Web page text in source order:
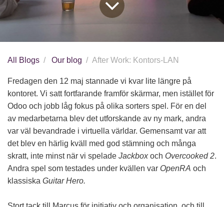
All Blogs Our blog After Work: Kontors-LAN
Fredagen den 12 maj stannade vi kvar lite längre på
kontoret. Vi satt fortfarande framför skärmar, men istället för
Odoo och jobb låg fokus på olika sorters spel. För en del
av medarbetarna blev det utforskande av ny mark, andra
var väl bevandrade i virtuella världar. Gemensamt var att
det blev en härlig kväll med god stämning och många
skratt, inte minst när vi spelade Jackboxoch Overcooked 2.
Andra spel som testades under kvällen var OpenRA och
klassiska Guitar Hero.